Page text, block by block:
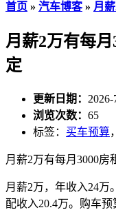
首页 » 汽车博客» 月
月薪2万有每
定
更新日期： 2026-
浏览次数： 65
标签： 买车预算，
月薪2万有每月3000房
月薪2万，年收入24万
配收入20.4万。购车